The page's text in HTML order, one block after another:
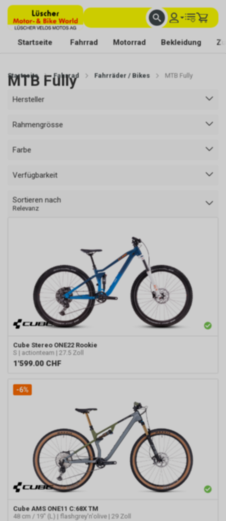
Startseite Fahrrad Motorrad Bekleidung
Startseite Fahrrad Fahrräder / Bikes MTB Fully
MTB Fully
Hersteller
Rahmengrösse
Farbe
Verfügbarkeit
Sortieren nach
Relevanz
Cube Stereo ONE22 Rookie
S | actionteam | 27.5 Zoll
1'599.00 CHF
-6%
Cube AMS ONE11 C:68X TM
48 cm / 19" (L) | flashgrey'n'olive | 29 Zoll